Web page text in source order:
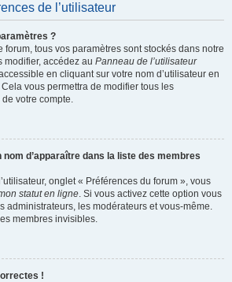
de l’utilisateur
?
forum, tous vos paramètres sont stockés dans notre
modifier, accédez au Panneau de l’utilisateur
en cliquant sur votre nom d’utilisateur en
vous permettra de modifier tous les
votre compte.
d’apparaître dans la liste des membres
onglet « Préférences du forum », vous
statut en ligne. Si vous activez cette option vous
administrateurs, les modérateurs et vous-même.
membres invisibles.
!